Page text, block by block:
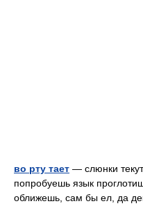
во рту тает — слюнки
попробуешь язык
оближешь, сам бы ел, да